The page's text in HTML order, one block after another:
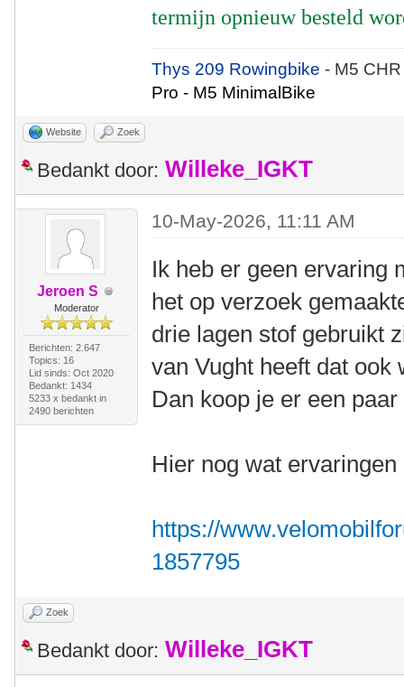
termijn opnieuw besteld
Thys 209 Rowingbike- M5
Pro - M5 MinimalBike
Website Zoek
Bedankt door: Willeke_IGKT
Jeroen S
Moderator
Berichten: 2.647
Topics: 16
Lid sinds: Oct 2020
Bedankt: 1434
5233 x bedankt in
2490 berichten
10-May-2026, 11:11 AM
Ik heb er geen ervaring
het op verzoek
drie lagen stof gebruikt
van Vught heeft dat ook
Dan koop je er een
Hier nog wat
https://
1857795
Zoek
Bedankt door: Willeke_IGKT